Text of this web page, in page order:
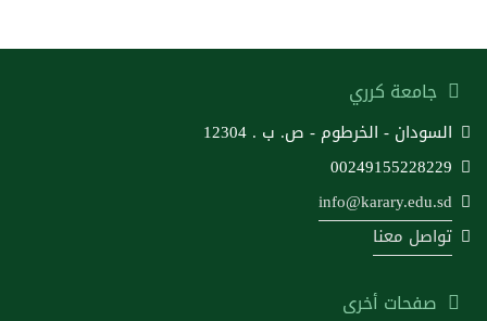
جامعة كرري
السودان - الخرطوم - ص. ب . 12304
00249155228229
info@karary.edu.sd
تواصل معنا
صفحات أخرى